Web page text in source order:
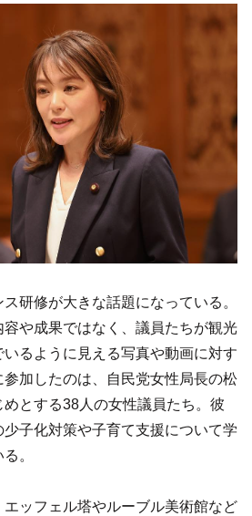
研修が大きな話題になっている。
や成果ではなく、議員たちが観光
るように見える写真や動画に対す
加したのは、自民党女性局長の松
めとする38人の女性議員たち。彼
子化対策や子育て支援について学
。
エッフェル塔やルーブル美術館など